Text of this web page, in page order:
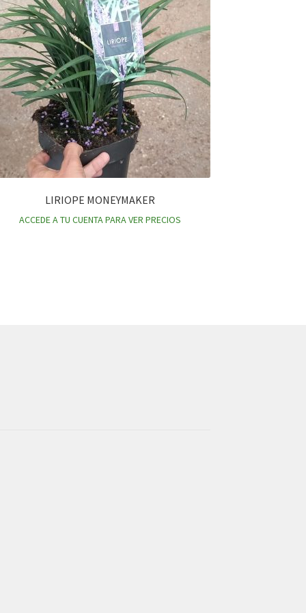
LIRIOPE MONEYMAKER
ACCEDE A TU CUENTA PARA VER PRECIOS